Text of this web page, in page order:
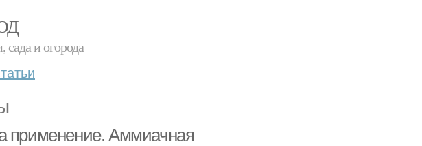
и огорода
применение. Аммиачная